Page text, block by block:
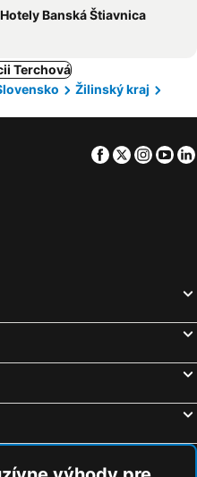
Hotely Banská Štiavnica
Terchová
Žilinský kraj
Facebook
Twitter